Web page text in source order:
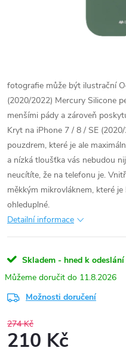
fotografie může být ilustrační
(2020/2022) Mercury Silicone
menšími pády a zároveň
Kryt na iPhone 7 / 8 / SE
pouzdrem, které je ale
a nízká tloušťka vás nebudou
neucítíte, že na telefonu je.
měkkým mikrovláknem, které
ohleduplné.
Detailní informace
Skladem - hned k odeslání
11.8.2026
Možnosti doručení
274 Kč
210 Kč